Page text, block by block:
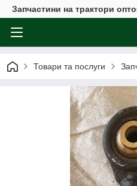
Запчастини на трактори
Товари та послуги